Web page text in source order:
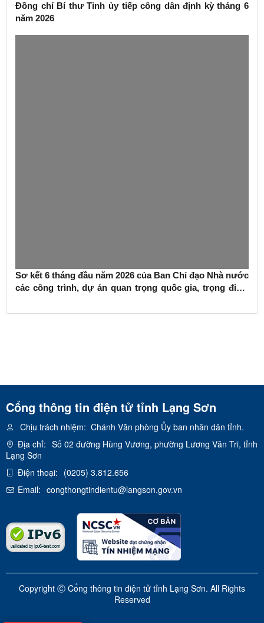
Đồng chí Bí thư Tỉnh ủy tiếp công dân định kỳ tháng 6
năm 2026
Sơ kết 6 tháng đầu năm 2026 của Ban Chỉ đạo Nhà nước
các công trình, dự án quan trọng quốc gia, trọng điểm
Cổng thông tin điện tử tỉnh Lạng Sơn
Chịu trách nhiệm: Chánh Văn phòng Ủy ban nhân dân tỉnh.
Địa chỉ: Số 02 đường Hùng Vương, phường Lương Văn Tri, tỉnh
Lạng Sơn
Điện thoại: (0205) 3.812.656
Email: congthongtindientu@langson.gov.vn
Copyright Ⓒ Cổng thông tin điện tử tỉnh Lạng Sơn. All Rights
Reserved